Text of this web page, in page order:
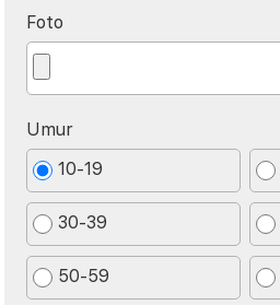
Foto
Umur
10-19
30-39
50-59